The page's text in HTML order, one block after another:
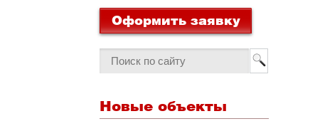
Оформить заявку
Новые объекты